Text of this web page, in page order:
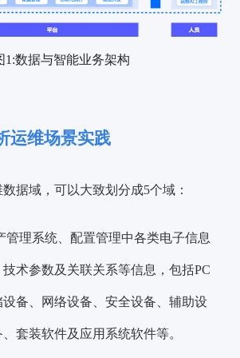
1:数据与智能业务架构
运维场景实践
据域，可以大致划分成5个域：
管理系统、配置管理中各类电子信息
术参数及关联关系等信息，包括PC
备、网络设备、安全设备、辅助设
套装软件及应用系统软件等。